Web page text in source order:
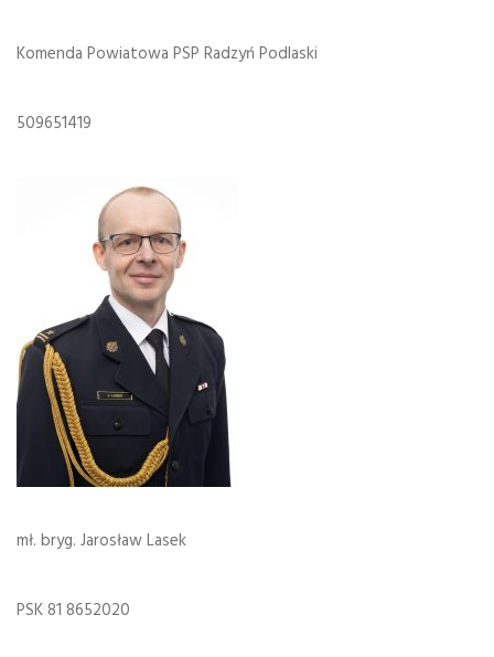
Komenda Powiatowa PSP Radzyń Podlaski
509651419
mł. bryg. Jarosław Lasek
PSK 81 8652020